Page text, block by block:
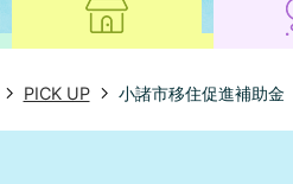
PICK UP 小諸市移住促進補助金